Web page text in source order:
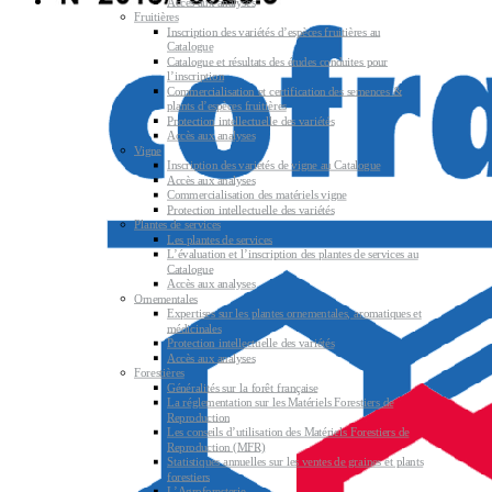
Fruitières
Inscription des variétés d’espèces fruitières au
Catalogue
Catalogue et résultats des études conduites pour
l’inscription
Commercialisation et certification des semences &
plants d’espèces fruitières
Protection intellectuelle des variétés
Accès aux analyses
Vigne
Inscription des variétés de vigne au Catalogue
Accès aux analyses
Commercialisation des matériels vigne
Protection intellectuelle des variétés
Plantes de services
Les plantes de services
L’évaluation et l’inscription des plantes de services au
Catalogue
Accès aux analyses
Ornementales
Expertises sur les plantes ornementales, aromatiques et
médicinales
Protection intellectuelle des variétés
Accès aux analyses
Forestières
Généralités sur la forêt française
La réglementation sur les Matériels Forestiers de
Reproduction
Les conseils d’utilisation des Matériels Forestiers de
Reproduction (MFR)
Statistiques annuelles sur les ventes de graines et plants
forestiers